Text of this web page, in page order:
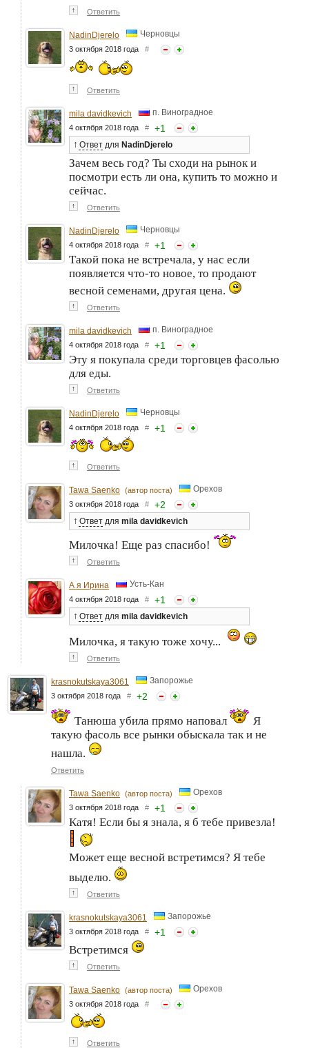
↑ Ответить
NadinDjerelo Черновцы
3 октября 2018 года #
↑ Ответить
mila davidkevich п. Виноградное
4 октября 2018 года # +1
↑ Ответ для NadinDjerelo
Зачем весь год? Ты сходи на рынок и
посмотри есть ли она, купить то можно и
сейчас.
↑ Ответить
NadinDjerelo Черновцы
4 октября 2018 года # +1
Такой пока не встречала, у нас если
появляется что-то новое, то продают
весной семенами, другая цена.
↑ Ответить
mila davidkevich п. Виноградное
4 октября 2018 года # +1
Эту я покупала среди торговцев фасолью
для еды.
↑ Ответить
NadinDjerelo Черновцы
4 октября 2018 года # +1
↑ Ответить
Tawa Saenko (автор поста) Орехов
3 октября 2018 года # +2
↑ Ответ для mila davidkevich
Милочка! Еще раз спасибо!
↑ Ответить
А я Ирина Усть-Кан
4 октября 2018 года # +1
↑ Ответ для mila davidkevich
Милочка, я такую тоже хочу...
↑ Ответить
krasnokutskaya3061 Запорожье
3 октября 2018 года # +2
Танюша убила прямо наповал
Я
такую фасоль все рынки обыскала так и не
нашла.
Ответить
Tawa Saenko (автор поста) Орехов
3 октября 2018 года # +1
Катя! Если бы я знала, я б тебе привезла!
Может еще весной встретимся? Я тебе
выделю.
↑ Ответить
krasnokutskaya3061 Запорожье
3 октября 2018 года # +1
Встретимся
↑ Ответить
Tawa Saenko (автор поста) Орехов
3 октября 2018 года #
↑ Ответить